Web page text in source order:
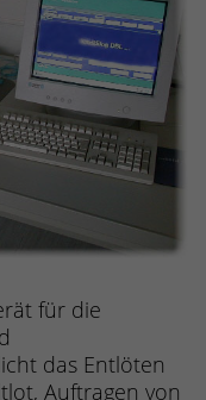
für die
das Entlöten
Auftragen von